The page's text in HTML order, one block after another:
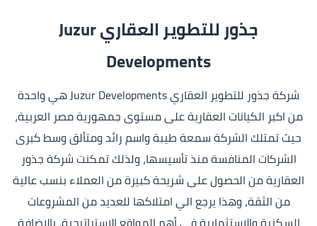
جذور للتطوير العقاري Juzur
Developments
شركة جذور للتطوير العقاري Juzur Developments هي واحدة
من اكبر الكيانات العقارية على مستوى جمهورية مصر العربية،
حيث تمتلك الشركة سمعة طيبة واسم رائد ومتألق وسط كبرى
الشركات المنافسة منذ تأسيسها، ولذلك تمكنت شركة جذور
العقارية من الحصول على شريحة كبيرة من العملاء بنسب عالية
من الثقة، وهذا يرجع الي امتلاكها للعديد من المشروعات